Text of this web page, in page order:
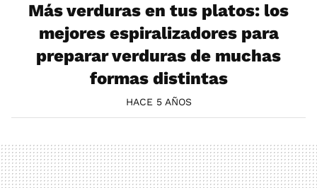
Más verduras en tus platos: los
mejores espiralizadores para
preparar verduras de muchas
formas distintas
HACE 5 AÑOS